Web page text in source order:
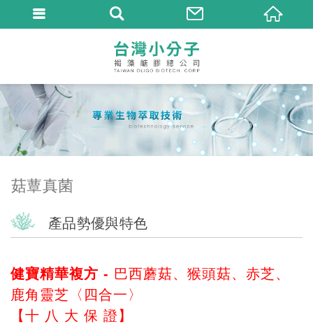
菇蕈真菌
產品勢優與特色
健寶精華複方 - 巴西蘑菇、猴頭菇、赤芝、
鹿角靈芝〈四合一〉
【十 八 大 保 證】